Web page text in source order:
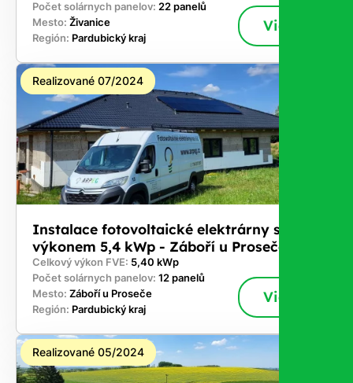
Počet solárnych panelov: 22 panelů
Mesto: Živanice
Región: Pardubický kraj
Viac
Realizované 07/2024
Instalace fotovoltaické elektrárny s
výkonem 5,4 kWp - Záboří u Proseče
Celkový výkon FVE: 5,40 kWp
Počet solárnych panelov: 12 panelů
Mesto: Záboří u Proseče
Región: Pardubický kraj
Viac
Realizované 05/2024